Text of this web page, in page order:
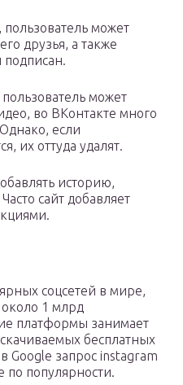
пользователь может
друзья, а также
подписан.
может
во ВКонтакте много
если
их оттуда удалят.
историю,
сайт добавляет
соцсетей в мире,
1 млрд
платформы занимает
бесплатных
Google запрос instagram
по популярности.